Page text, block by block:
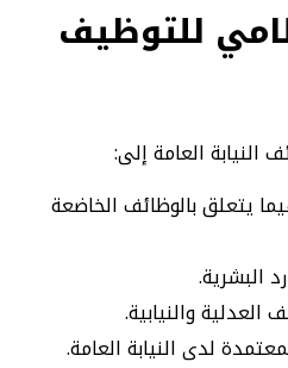
للتوظيف
العامة إلى:
يتعلق بالوظائف الخاضعة
البشرية.
العدلية والنيابية.
لدى النيابة العامة.